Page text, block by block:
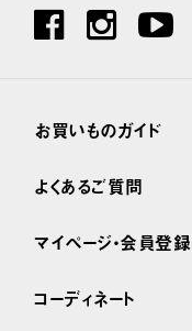
お買いものガイド
よくあるご質問
マイページ・会員登録
コーディネート